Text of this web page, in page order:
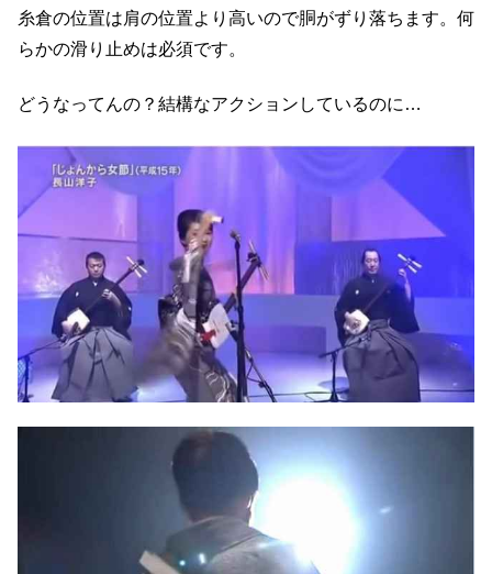
糸倉の位置は肩の位置より高いので胴がずり落ちます。何
らかの滑り止めは必須です。
どうなってんの？結構なアクションしているのに…